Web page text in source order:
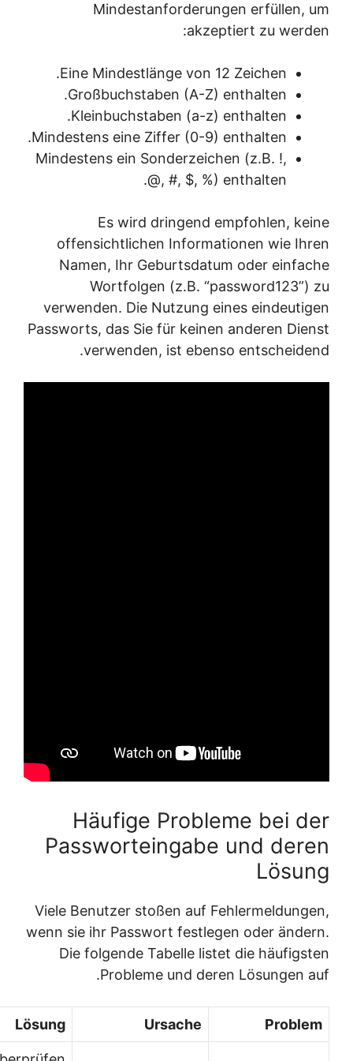
Mindestanforderungen erfüllen, um
akzeptiert zu werden:
Eine Mindestlänge von 12 Zeichen.
Großbuchstaben (A-Z) enthalten.
Kleinbuchstaben (a-z) enthalten.
Mindestens eine Ziffer (0-9) enthalten.
Mindestens ein Sonderzeichen (z.B. !,
@, #, $, %) enthalten.
Es wird dringend empfohlen, keine
offensichtlichen Informationen wie Ihren
Namen, Ihr Geburtsdatum oder einfache
Wortfolgen (z.B. “password123”) zu
verwenden. Die Nutzung eines eindeutigen
Passworts, das Sie für keinen anderen Dienst
verwenden, ist ebenso entscheidend.
Häufige Probleme bei der
Passworteingabe und deren
Lösung
Viele Benutzer stoßen auf Fehlermeldungen,
wenn sie ihr Passwort festlegen oder ändern.
Die folgende Tabelle listet die häufigsten
Probleme und deren Lösungen auf.
Problem
Ursache
Lösung